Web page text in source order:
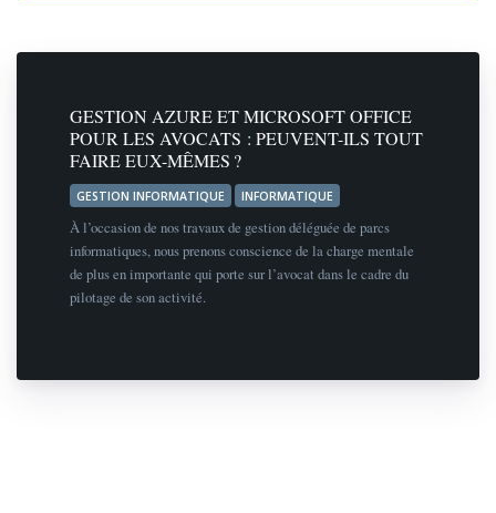
GESTION AZURE ET MICROSOFT OFFICE
POUR LES AVOCATS : PEUVENT-ILS TOUT
FAIRE EUX-MÊMES ?
GESTION INFORMATIQUE INFORMATIQUE
À l’occasion de nos travaux de gestion déléguée de parcs
informatiques, nous prenons conscience de la charge mentale
de plus en importante qui porte sur l’avocat dans le cadre du
pilotage de son activité.